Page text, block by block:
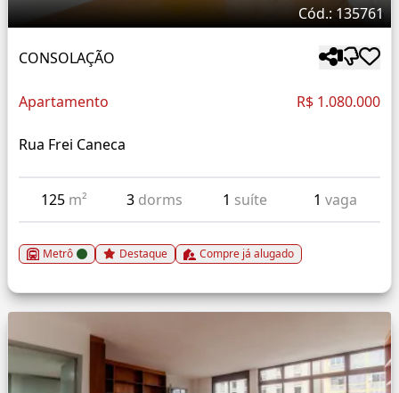
Cód.: 135761
CONSOLAÇÃO
Apartamento R$ 1.080.000
Rua Frei Caneca
125 m² 3 dorms 1 suíte 1 vaga
Metrô Destaque Compre já alugado